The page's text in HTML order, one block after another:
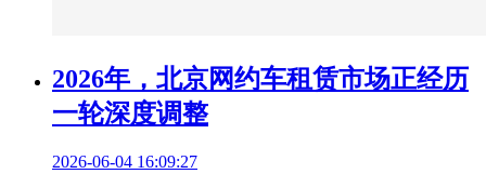
2026年，北京网约车租赁市场正经历
一轮深度调整
2026-06-04 16:09:27